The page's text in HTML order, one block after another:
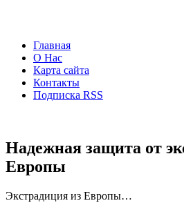
Главная
О Нас
Карта сайта
Контакты
Подписка RSS
Надежная защита от
Европы
Экстрадиция из Европы…